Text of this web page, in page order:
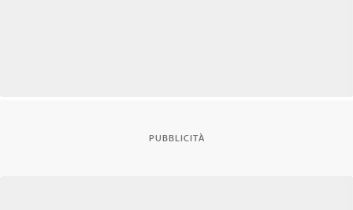
PUBBLICITÀ